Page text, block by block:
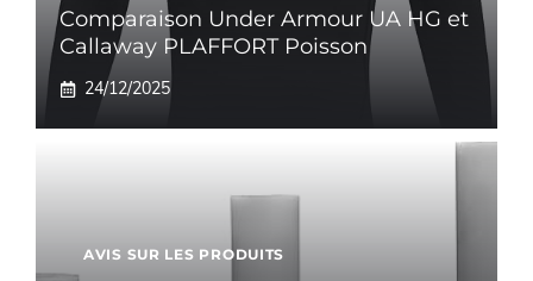
Comparaison Under Armour UA HG et
Callaway PLAFFORT Poisson
24/12/2025
AVIS SUR LES PRODUITS